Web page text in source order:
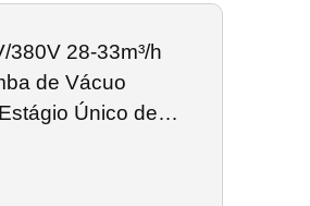
380V 28-33m³/h
de Vácuo
Único de